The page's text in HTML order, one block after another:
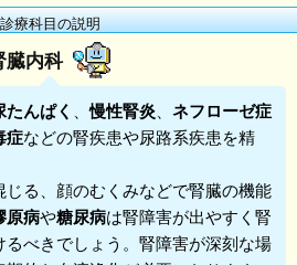
診療科目の説明
臓内科
たんぱく 、慢性腎炎
ネフローゼ症
症などの腎疾患や尿路系疾患を精
る、顔のむくみなどで腎臓の機能
原病や糖尿病は腎障害が出やすく 腎
べきでしょう。腎障害が深刻な場